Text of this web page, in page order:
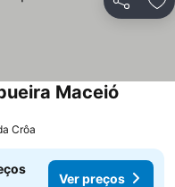
Partilhar
Maceió
Crôa
Ver preços